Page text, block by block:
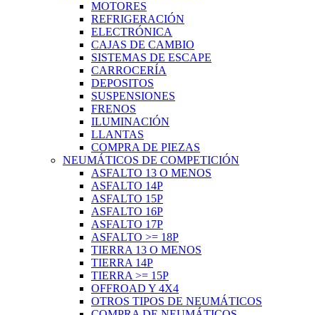
MOTORES
REFRIGERACIÓN
ELECTRÓNICA
CAJAS DE CAMBIO
SISTEMAS DE ESCAPE
CARROCERÍA
DEPOSITOS
SUSPENSIONES
FRENOS
ILUMINACIÓN
LLANTAS
COMPRA DE PIEZAS
NEUMÁTICOS DE COMPETICIÓN
ASFALTO 13 O MENOS
ASFALTO 14P
ASFALTO 15P
ASFALTO 16P
ASFALTO 17P
ASFALTO >= 18P
TIERRA 13 O MENOS
TIERRA 14P
TIERRA >= 15P
OFFROAD Y 4X4
OTROS TIPOS DE NEUMÁTICOS